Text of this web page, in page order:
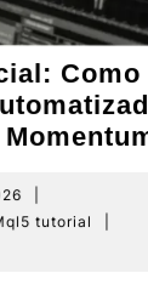
detutorial